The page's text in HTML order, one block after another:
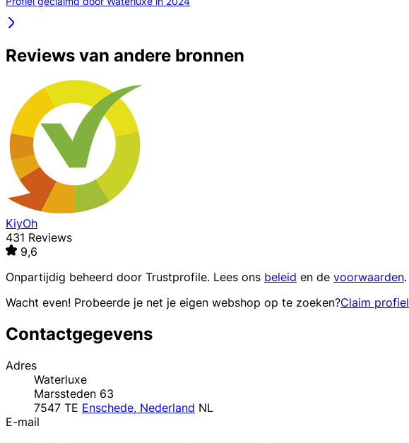
Reviews van andere bronnen
KiyOh
431 Reviews
9,6
Onpartijdig beheerd door Trustprofile. Lees ons beleid en de voorwaarden.
Wacht even! Probeerde je net je eigen webshop op te zoeken?Claim profiel
Contactgegevens
Adres
Waterluxe
Marssteden 63
7547 TE Enschede, Nederland NL
E-mail